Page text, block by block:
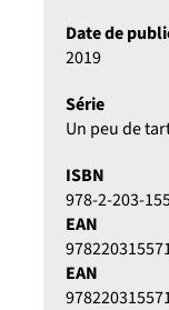
Date de
2019
Série
Un peu de
ISBN
978-2-203-
EAN
EAN